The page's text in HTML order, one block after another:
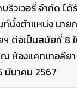
วเวอรี่ จำกัด ได้
ท์นั่งตำแหน่ง นา
ต่อเป็นสมัยที่ 8
ห้องแคทเทอลียา
มีนาคม 2567